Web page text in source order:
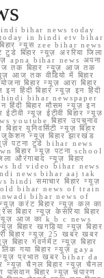
bihar news today
in hindi etv bihar
न्यूस zee bihar news
बिहार न्यूज़ अररिया जिला
apna bihar news अपना
तक बिहार न्यूज़ आज तक
आज तक वीडियो में बिहार
बिहार न्यूज़ आरा बिहार
हिंदी बिहार न्यूज़ इन हिंदी
hindi bihar newspaper
हिंदी बिहार मौसम न्यूज़ इन
न्यूज़ ईटीवी बिहार न्यूज़
youtube बिहार उपचुनाव
यूनिवर्सिटी न्यूज़ बिहार
न्यूज़ बिहार झारखंड
न्यूज़ पटना टुडे bihar news
बिहार न्यूज़ पटना school
औरंगाबाद न्यूज़ बिहार
hd video bihar news
news bihar aaj tak
समाचार बिहार न्यूज़
bihar news of train
bihar news of
करंट बिहार न्यूज़ कल का
बिहार न्यूज़ केसरिया बिहार
न्यूज़ आज का k b c news
बिहार खगड़िया न्यूज़ बिहार
बिहार न्यूज़ 25 खबर खबर
बिहार गवर्नमेंट न्यूज़ बिहार
गया बिहार न्यूज़ gaya
न्यूज़ प्रभात खबर bihar da
न्यूज़ चैनल बिहार न्यूज़ चैनल
पासवान बिहार न्यूज़ चंपारण